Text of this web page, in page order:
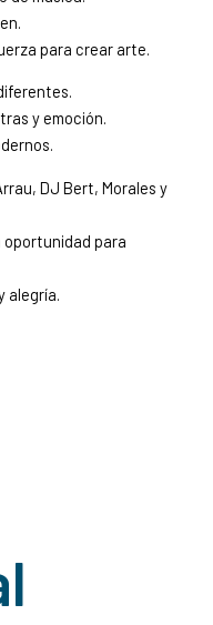
para crear arte.
y emoción.
DJ Bert, Morales y
oportunidad para
alegría.